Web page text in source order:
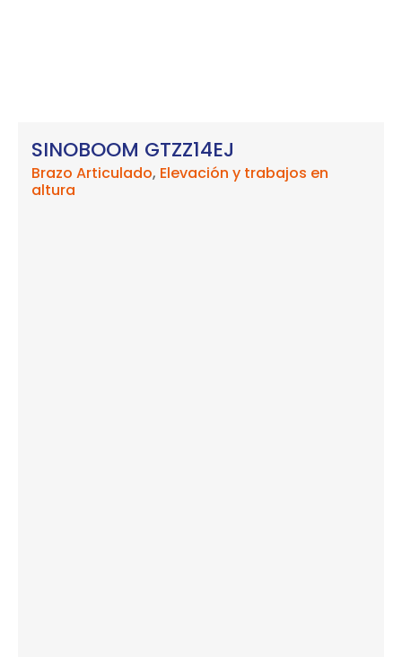
SINOBOOM GTZZ14EJ
Brazo Articulado, Elevación y trabajos en
altura